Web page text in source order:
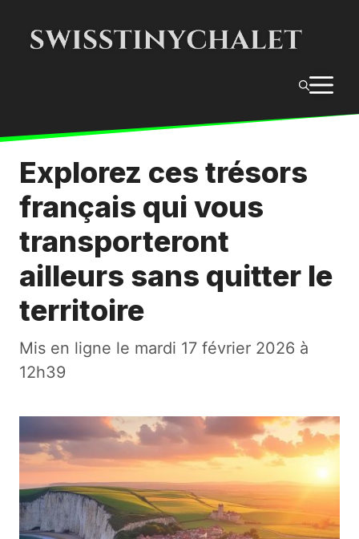
Explorez ces trésors
français qui vous
transporteront
ailleurs sans quitter le
territoire
Mis en ligne le mardi 17 février 2026 à
12h39